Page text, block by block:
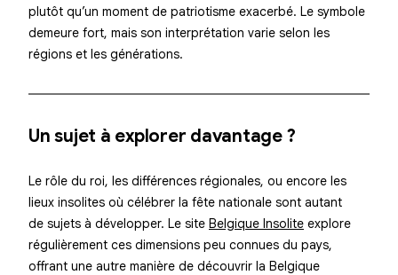
plutôt qu’un moment de patriotisme exacerbé. Le symbole
demeure fort, mais son interprétation varie selon les
régions et les générations.
Un sujet à explorer davantage ?
Le rôle du roi, les différences régionales, ou encore les
lieux insolites où célébrer la fête nationale sont autant
de sujets à développer. Le site Belgique Insolite explore
régulièrement ces dimensions peu connues du pays,
offrant une autre manière de découvrir la Belgique